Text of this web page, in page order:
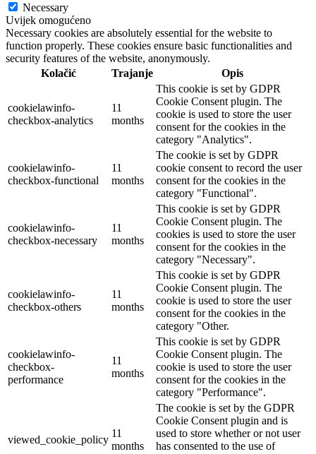
Necessary
Uvijek omogućeno
Necessary cookies are absolutely essential for the website to
function properly. These cookies ensure basic functionalities and
security features of the website, anonymously.
Kolačić
Trajanje Opis
cookielawinfo-
checkbox-analytics
11
months
This cookie is set by GDPR
Cookie Consent plugin. The
cookie is used to store the user
consent for the cookies in the
category "Analytics".
cookielawinfo-
checkbox-functional
11
months
The cookie is set by GDPR
cookie consent to record the user
consent for the cookies in the
category "Functional".
cookielawinfo-
checkbox-necessary
11
months
This cookie is set by GDPR
Cookie Consent plugin. The
cookies is used to store the user
consent for the cookies in the
category "Necessary".
cookielawinfo-
checkbox-others
11
months
This cookie is set by GDPR
Cookie Consent plugin. The
cookie is used to store the user
consent for the cookies in the
category "Other.
cookielawinfo-
checkbox-
performance
11
months
This cookie is set by GDPR
Cookie Consent plugin. The
cookie is used to store the user
consent for the cookies in the
category "Performance".
viewed_cookie_policy
11
months
The cookie is set by the GDPR
Cookie Consent plugin and is
used to store whether or not user
has consented to the use of